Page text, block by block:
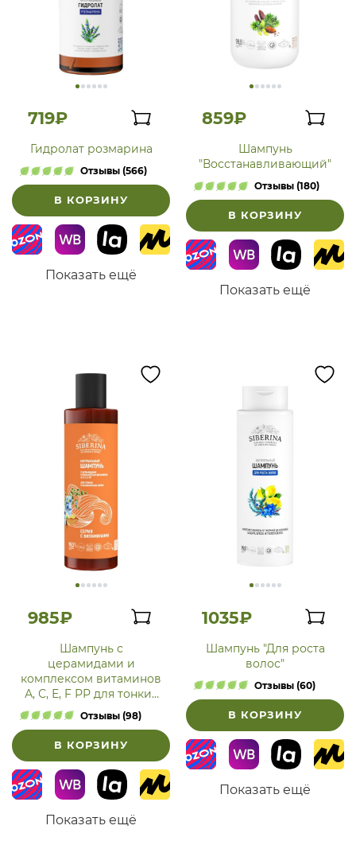
719₽
Гидролат розмарина
Отзывы (566)
В КОРЗИНУ
Показать ещё
859₽
Шампунь
"Восстанавливающий"
Отзывы (180)
В КОРЗИНУ
Показать ещё
985₽
Шампунь с
церамидами и
комплексом витаминов
А, С, Е, F РР для тонких
и ослабленных волос
Отзывы (98)
В КОРЗИНУ
Показать ещё
1035₽
Шампунь "Для роста
волос"
Отзывы (60)
В КОРЗИНУ
Показать ещё